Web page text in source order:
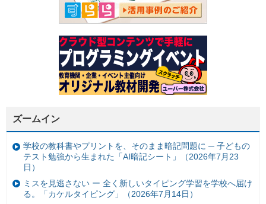
ズームイン
学校の教科書やプリントを、そのまま暗記問題に ─ 子どもの
テスト勉強から生まれた「AI暗記シート」（2026年7月23
日）
ミスを見逃さない ー 全く新しいタイピング学習を学校へ届け
る。「カケルタイピング」（2026年7月14日）